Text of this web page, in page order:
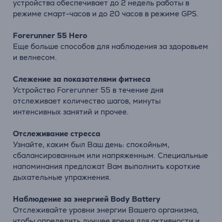
устройства обеспечивает до 2 недель работы в
режиме смарт-часов и до 20 часов в режиме GPS.
Forerunner 55 Hero
Еще больше способов для наблюдения за здоровьем
и велнесом.
Слежение за показателями фитнеса
Устройство Forerunner 55 в течение дня
отслеживает количество шагов, минуты
интенсивных занятий и прочее.
Отслеживание стресса
Узнайте, каким был Ваш день: спокойным,
сбалансированным или напряженным. Специальные
напоминания предложат Вам выполнить короткие
дыхательные упражнения.
Наблюдение за энергией Body Battery
Отслеживайте уровни энергии Вашего организма,